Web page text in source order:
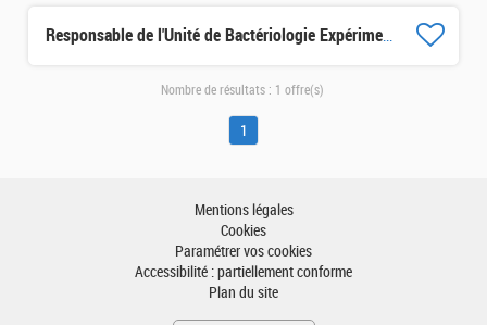
Responsable de l'Unité de Bactériologie Expérimentale (UBE) - IP Madagascar H/F/X
Nombre de résultats : 1 offre(s)
1
Mentions légales
Cookies
Paramétrer vos cookies
Accessibilité : partiellement conforme
Plan du site